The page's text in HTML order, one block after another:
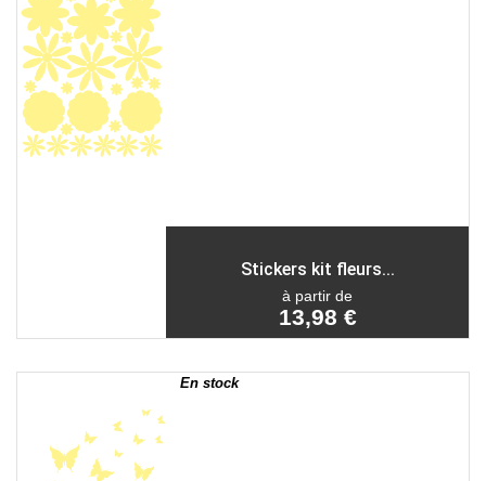
Stickers kit fleurs...
à partir de
13,98 €
En stock